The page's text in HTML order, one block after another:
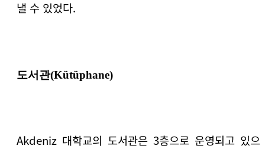
낼 수 있었다.
도서관(Kütüphane)
Akdeniz 대학교의 도서관은 3층으로 운영되고 있으